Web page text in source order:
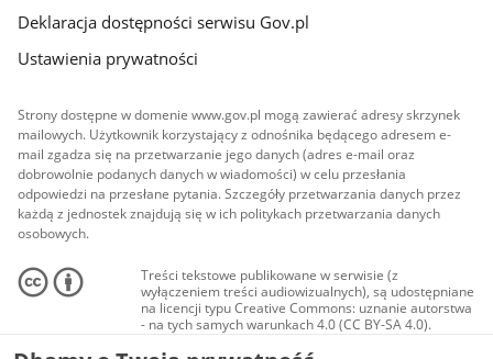
Deklaracja dostępności serwisu Gov.pl
Ustawienia prywatności
Strony dostępne w domenie www.gov.pl mogą zawierać adresy skrzynek
mailowych. Użytkownik korzystający z odnośnika będącego adresem e-
mail zgadza się na przetwarzanie jego danych (adres e-mail oraz
dobrowolnie podanych danych w wiadomości) w celu przesłania
odpowiedzi na przesłane pytania. Szczegóły przetwarzania danych przez
każdą z jednostek znajdują się w ich politykach przetwarzania danych
osobowych.
Treści tekstowe publikowane w serwisie (z
wyłączeniem treści audiowizualnych), są udostępniane
na licencji typu Creative Commons: uznanie autorstwa
- na tych samych warunkach 4.0 (CC BY-SA 4.0).
Materiały audiowizualne, w tym zdjęcia, materiały